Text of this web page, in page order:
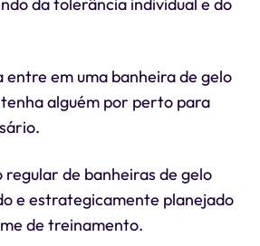
entre em uma banheira de gelo
alguém por perto para
regular de banheiras de gelo
e estrategicamente planejado
de treinamento.